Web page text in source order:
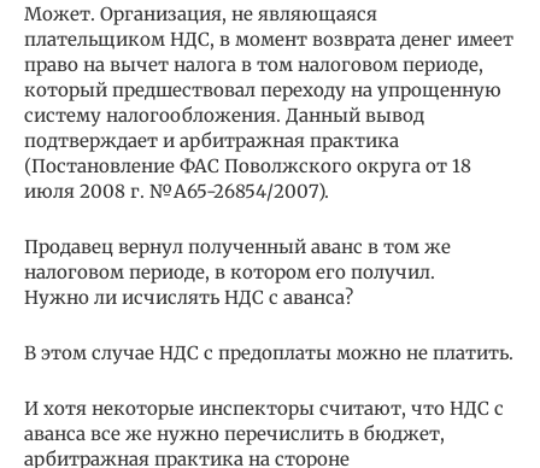
Может. Организация, не являющаяся
плательщиком НДС, в момент возврата денег имеет
право на вычет налога в том налоговом периоде,
который предшествовал переходу на упрощенную
систему налогообложения. Данный вывод
подтверждает и арбитражная практика
(Постановление ФАС Поволжского округа от 18
июля 2008 г. №А65-26854/2007).
Продавец вернул полученный аванс в том же
налоговом периоде, в котором его получил.
Нужно ли исчислять НДС с аванса?
В этом случае НДС с предоплаты можно не платить.
И хотя некоторые инспекторы считают, что НДС с
аванса все же нужно перечислить в бюджет,
арбитражная практика на стороне